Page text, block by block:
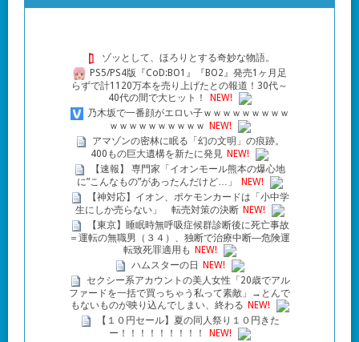
ゾッとして、ほろりとする奇妙な物語。
PS5/PS4版『CoD:BO1』『BO2』発売1ヶ月足
らずで計1120万本を売り上げたとの報道！30代～
40代の間で大ヒット！
NEW!
乃木坂で一番顔がエロい子ｗｗｗｗｗｗｗｗｗ
ｗｗｗｗｗｗｗｗｗｗ
NEW!
アマゾンの密林に眠る「幻の文明」の痕跡。
400もの巨大遺構を新たに発見 NEW!
【速報】 専門家「イオンモール熊本の爆心地
に”こんなもの”があったんだけど…」
NEW!
【神対応】イオン、ポケモンカードは「小中学
生にしか売らない」 転売対策の決断 NEW!
【東京】睡眠時無呼吸症候群診断後に死亡事故
＝運転の無職男（３４）、独断で治療中断―危険運
転致死罪適用も
NEW!
ハムスターの日
NEW!
セクシー系アカウントの美人女性「20歳でアル
ファードを一括で買っちゃう私って素敵」→とんで
もないものが映り込んでしまい、終わる NEW!
【１０円セール】夏の同人祭り１０円きた
ー！！！！！！！！！
NEW!